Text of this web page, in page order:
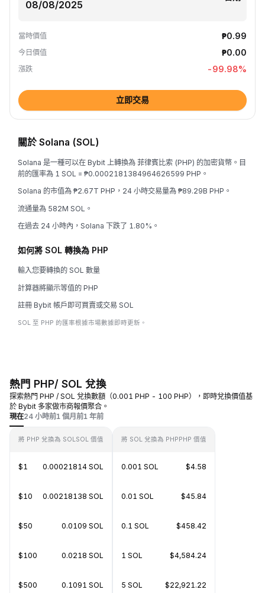
當時價值 ₱0.99
今日價值 ₱0.00
漲跌 -99.98%
立即交易
關於 Solana (SOL)
Solana 是一種可以在 Bybit 上轉換為 菲律賓比索 (PHP) 的加密貨幣。目
前的匯率為 1 SOL = ₱0.0002181384964626599 PHP。
Solana 的市值為 ₱2.67T PHP，24 小時交易量為 ₱89.29B PHP。
流通量為 582M SOL。
在過去 24 小時內，Solana 下跌了 1.80%。
如何將 SOL 轉換為 PHP
輸入您要轉換的 SOL 數量
計算器將顯示等值的 PHP
註冊 Bybit 帳戶即可買賣或交易 SOL
SOL 至 PHP 的匯率根據市場數據即時更新。
熱門 PHP/ SOL 兌換
探索熱門 PHP / SOL 兌換數額（0.001 PHP - 100 PHP），即時兌換價值基
於 Bybit 多家做市商報價聚合。
現在24 小時前1 個月前1 年前
將 PHP 兌換為 SOLSOL 價值
$1 0.00021814 SOL
$10 0.00218138 SOL
$50 0.0109 SOL
$100 0.0218 SOL
$500 0.1091 SOL
將 SOL 兌換為 PHPPHP 價值
0.001 SOL $4.58
0.01 SOL $45.84
0.1 SOL $458.42
1 SOL $4,584.24
5 SOL $22,921.22